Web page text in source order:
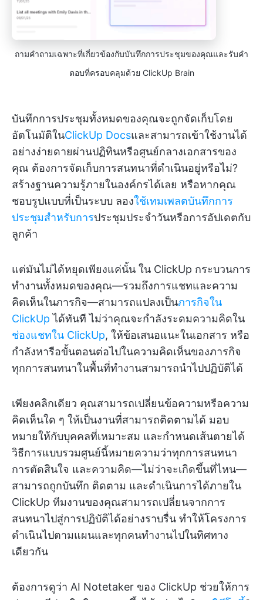
ถามคำถามเฉพาะที่เกี่ยวข้องกับบันทึกการประชุมของคุณและรับคำ
ตอบที่ครอบคลุมด้วย ClickUp Brain
บันทึกการประชุมทั้งหมดของคุณจะถูกจัดเก็บโดย
อัตโนมัติในClickUp Docsและสามารถเข้าใช้งานได้
อย่างง่ายดายผ่านปฏิทินหรือศูนย์กลางเอกสารของ
คุณ ต้องการจัดเก็บการสนทนาที่ดำเนินอยู่หรือไม่?
สร้างฐานความรู้ภายในองค์กรได้เลย หรือหากคุณ
ชอบรูปแบบที่เป็นระบบ ลองใช้เทมเพลตบันทึกการ
ประชุมสำหรับการประชุมประจำวันหรือการอัปเดตกับ
ลูกค้า
แต่มันไม่ได้หยุดเพียงแค่นั้น ใน ClickUp กระบวนการ
ทำงานทั้งหมดของคุณ—รวมถึงการแชทและความ
คิดเห็นในภารกิจ—สามารถแปลงเป็นภารกิจใน
ClickUp ได้ทันที ไม่ว่าคุณจะกำลังระดมความคิดใน
ช่องแชทใน ClickUp, ให้ข้อเสนอแนะในเอกสาร หรือ
กำลังหารือขั้นตอนต่อไปในความคิดเห็นของภารกิจ
ทุกการสนทนาในพื้นที่ทำงานสามารถนำไปปฏิบัติได้
เพียงคลิกเดียว คุณสามารถเปลี่ยนข้อความหรือความ
คิดเห็นใด ๆ ให้เป็นงานที่สามารถติดตามได้ มอบ
หมายให้กับบุคคลที่เหมาะสม และกำหนดเส้นตายได้
วิธีการแบบรวมศูนย์นี้หมายความว่าทุกการสนทนา
การตัดสินใจ และความคิด—ไม่ว่าจะเกิดขึ้นที่ไหน—
สามารถถูกบันทึก ติดตาม และดำเนินการได้ภายใน
ClickUp ทีมงานของคุณสามารถเปลี่ยนจากการ
สนทนาไปสู่การปฏิบัติได้อย่างราบรื่น ทำให้โครงการ
ดำเนินไปตามแผนและทุกคนทำงานไปในทิศทาง
เดียวกัน
ต้องการดูว่า AI Notetaker ของ ClickUp ช่วยให้การ